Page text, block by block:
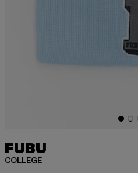
FUBU
COLLEGE